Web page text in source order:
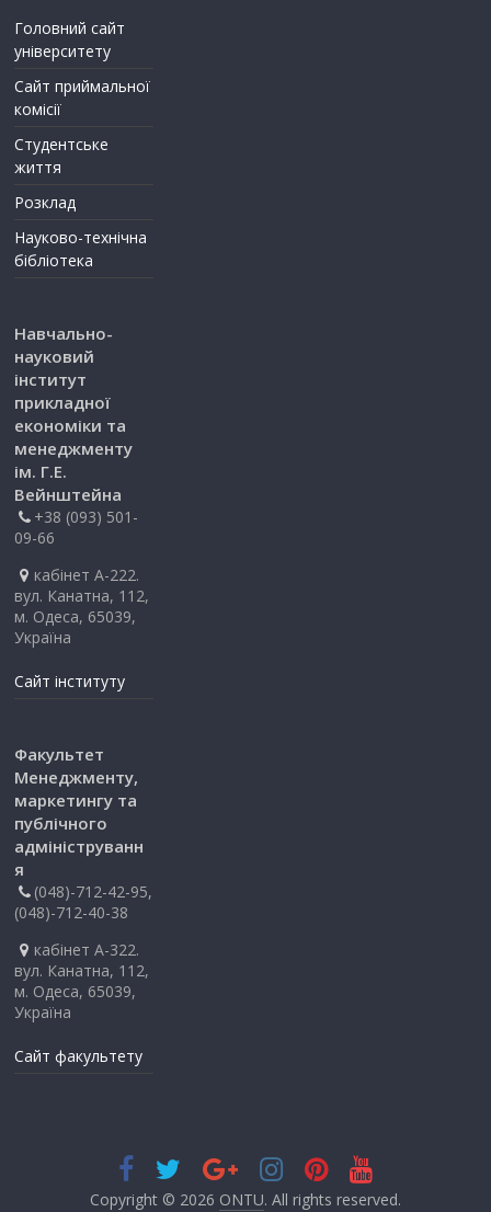
Головний сайт
університету
Сайт приймальної
комісії
Студентське
життя
Розклад
Науково-технічна
бібліотека
Навчально-
науковий
інститут
прикладної
економіки та
менеджменту
ім. Г.Е.
Вейнштейна
+38 (093) 501-
09-66
кабінет А-222.
вул. Канатна, 112,
м. Одеса, 65039,
Україна
Сайт інституту
Факультет
Менеджменту,
маркетингу та
публічного
адмініструванн
я
(048)-712-42-95,
(048)-712-40-38
кабінет А-322.
вул. Канатна, 112,
м. Одеса, 65039,
Україна
Сайт факультету
Copyright © 2026 ONTU. All rights reserved.